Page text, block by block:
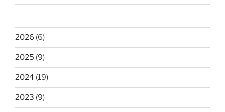
2026 (6)
2025 (9)
2024 (19)
2023 (9)